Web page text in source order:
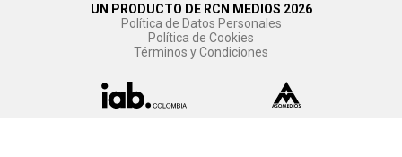
UN PRODUCTO DE RCN MEDIOS 2026
Política de Datos Personales
Política de Cookies
Términos y Condiciones